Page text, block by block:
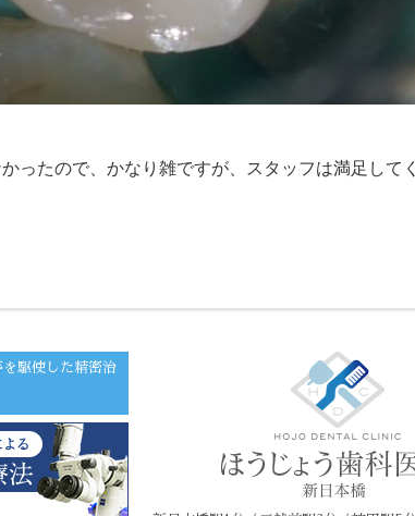
ったので、かなり雑ですが、スタッフは満足して
駆使した精密治